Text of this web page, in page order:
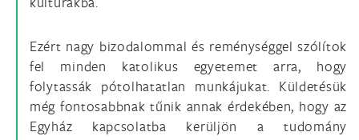
Ezért nagy bizodalommal és reménységgel szólítok
fel minden katolikus egyetemet arra, hogy
folytassák pótolhatatlan munkájukat. Küldetésük
még fontosabbnak tűnik annak érdekében, hogy az
Egyház kapcsolatba kerüljön a tudomány